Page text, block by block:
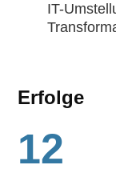
IT-
Erfolge
12